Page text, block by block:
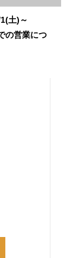
土)～
の営業につ